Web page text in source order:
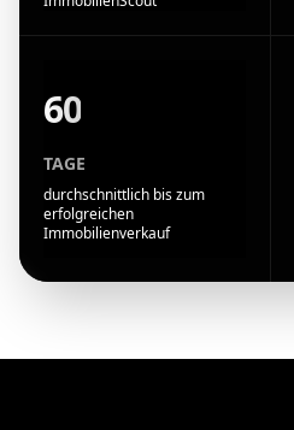
60
TAGE
durchschnittlich bis zum
erfolgreichen
Immobilienverkauf